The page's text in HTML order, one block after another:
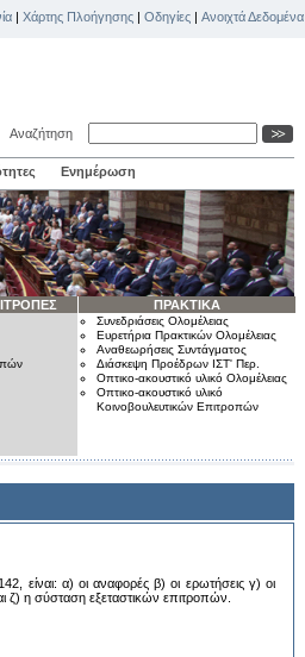
| Χάρτης Πλοήγησης | Οδηγίες | Ανοιχτά Δεδομένα
Αναζήτηση
Ενημέρωση
ΠΡΑΚΤΙΚΑ
Συνεδριάσεις Ολομέλειας
Ευρετήρια Πρακτικών Ολομέλειας
Αναθεωρήσεις Συντάγματος
Διάσκεψη Προέδρων ΙΣΤ' Περ.
Οπτικο-ακουστικό υλικό Ολομέλειας
Οπτικο-ακουστικό υλικό
Κοινοβουλευτικών Επιτροπών
είναι: α) oι αναφoρές β) oι ερωτήσεις γ) oι
ζ) η σύσταση εξεταστικών επιτροπών.